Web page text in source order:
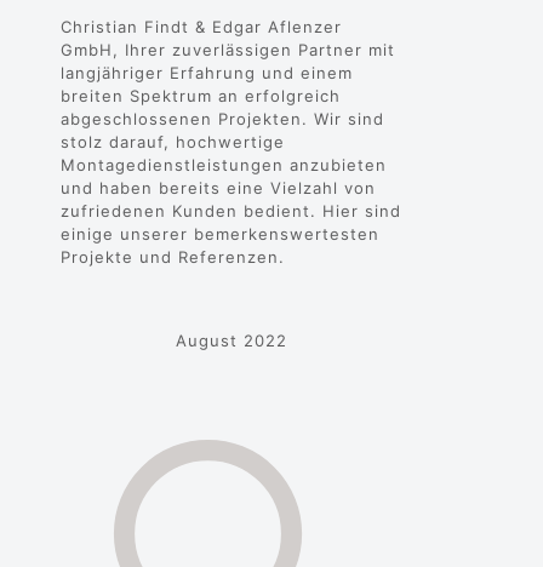
Christian Findt & Edgar Aflenzer
GmbH, Ihrer zuverlässigen Partner mit
langjähriger Erfahrung und einem
breiten Spektrum an erfolgreich
abgeschlossenen Projekten. Wir sind
stolz darauf, hochwertige
Montagedienstleistungen anzubieten
und haben bereits eine Vielzahl von
zufriedenen Kunden bedient. Hier sind
einige unserer bemerkenswertesten
Projekte und Referenzen.
August 2022